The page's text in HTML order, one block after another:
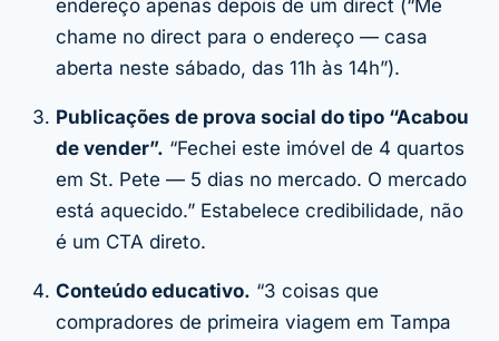
endereço apenas depois de um direct (“Me
chame no direct para o endereço — casa
aberta neste sábado, das 11h às 14h”).
Publicações de prova social do tipo “Acabou
de vender”. “Fechei este imóvel de 4 quartos
em St. Pete — 5 dias no mercado. O mercado
está aquecido.” Estabelece credibilidade, não
é um CTA direto.
Conteúdo educativo. “3 coisas que
compradores de primeira viagem em Tampa